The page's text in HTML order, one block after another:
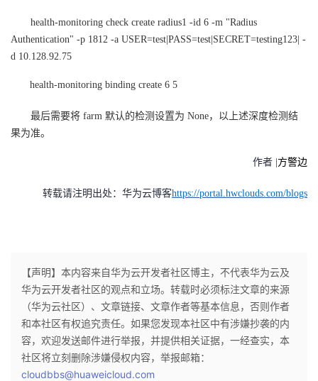
health-monitoring check create radius1 -id 6 -m "Radius
Authentication" -p 1812 -a USER=test|PASS=test|SECRET=testing123| -
d 10.128.92.75
health-monitoring binding create 6 5
最后需要将 farm 默认的检测设置为 None，以上述深度检测结
果为准。
作者 | 方警边
转载请注明出处：华为云博客https://portal.hwclouds.com/blogs
【声明】本内容来自华为云开发者社区博主，不代表华为云及
华为云开发者社区的观点和立场。转载时必须标注文章的来源
（华为云社区）、文章链接、文章作者等基本信息，否则作者
和本社区有权追究责任。如果您发现本社区中有涉嫌抄袭的内
容，欢迎发送邮件进行举报，并提供相关证据，一经查实，本
社区将立刻删除涉嫌侵权内容，举报邮箱：
cloudbbs@huaweicloud.com